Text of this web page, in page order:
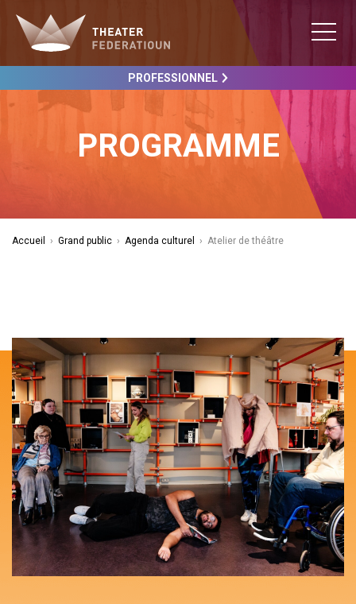
PROFESSIONNEL
PROGRAMME
Accueil › Grand public › Agenda culturel › Atelier de théâtre